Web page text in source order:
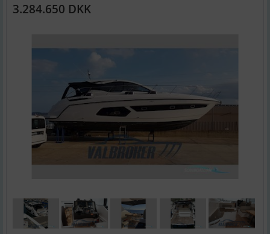
3.284.650 DKK